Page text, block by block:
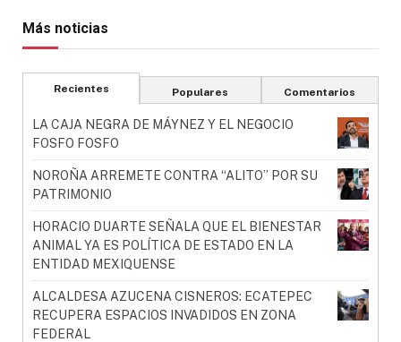
Más noticias
Recientes Populares Comentarios
LA CAJA NEGRA DE MÁYNEZ Y EL NEGOCIO
FOSFO FOSFO
NOROÑA ARREMETE CONTRA “ALITO” POR SU
PATRIMONIO
HORACIO DUARTE SEÑALA QUE EL BIENESTAR
ANIMAL YA ES POLÍTICA DE ESTADO EN LA
ENTIDAD MEXIQUENSE
ALCALDESA AZUCENA CISNEROS: ECATEPEC
RECUPERA ESPACIOS INVADIDOS EN ZONA
FEDERAL